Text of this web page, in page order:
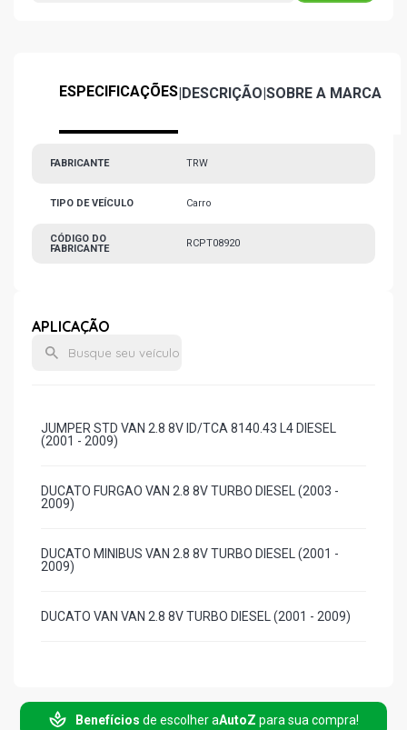
ESPECIFICAÇÕES|DESCRIÇÃO|SOBRE A MARCA
FABRICANTE TRW
TIPO DE VEÍCULO Carro
CÓDIGO DO
FABRICANTE
RCPT08920
APLICAÇÃO
JUMPER STD VAN 2.8 8V ID/TCA 8140.43 L4 DIESEL
(2001 - 2009)
DUCATO FURGAO VAN 2.8 8V TURBO DIESEL (2003 -
2009)
DUCATO MINIBUS VAN 2.8 8V TURBO DIESEL (2001 -
2009)
DUCATO VAN VAN 2.8 8V TURBO DIESEL (2001 - 2009)
Benefícios de escolher aAutoZ para sua compra!